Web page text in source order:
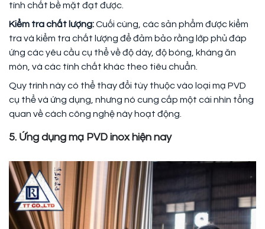
tính chất bề mặt đạt được.
Kiểm tra chất lượng:Cuối cùng, các sản phẩm được kiểm
tra và kiểm tra chất lượng để đảm bảo rằng lớp phủ đáp
ứng các yêu cầu cụ thể về độ dày, độ bóng, kháng ăn
mòn, và các tính chất khác theo tiêu chuẩn.
Quy trình này có thể thay đổi tùy thuộc vào loại mạ PVD
cụ thể và ứng dụng, nhưng nó cung cấp một cái nhìn tổng
quan về cách công nghệ này hoạt động.
5. Ứng dụng mạ PVD inox hiện nay